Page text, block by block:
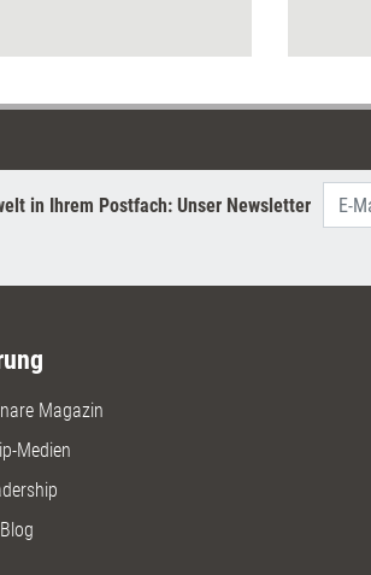
Welt ihr eigenes Bewusstsein
Klienten schärfen können.
in Ihrem Postfach: Unser Newsletter
Magazin
Medien